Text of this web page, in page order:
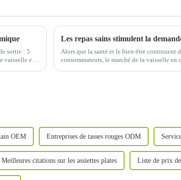
sortie : 5
en
Les repas sains stimulent la
Alors que la santé et le bien-être continuent
consommateurs, le marché de la vaisselle en
OEM Entreprises de tasses rouges ODM
Meilleures citations sur les assiettes plates Liste de prix